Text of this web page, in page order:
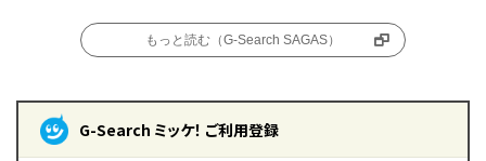
もっと読む（G-Search SAGAS）
G-Search ミッケ！ ご利用登録